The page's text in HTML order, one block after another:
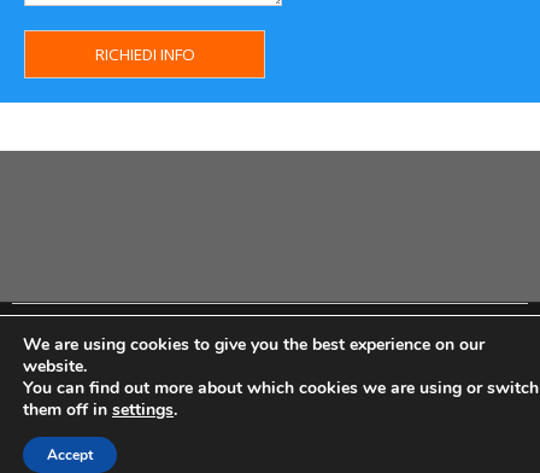
Copyright MHWeb © 2018 - Privacy & GDPR - Cookie Policy -
We are using cookies to give you the best experience on our
website.
You can find out more about which cookies we are using or switch
them off in settings.
Accept